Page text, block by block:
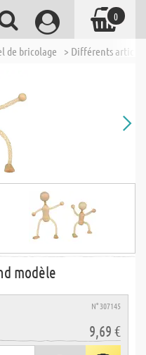
de bricolage > Différents
modèle
N° 307145
9,69 €
0